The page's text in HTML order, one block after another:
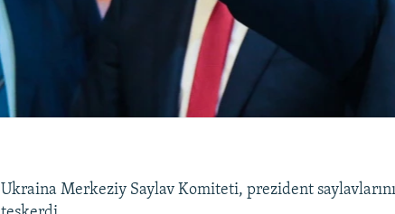
Ukraina Merkeziy Saylav Komiteti, prezident